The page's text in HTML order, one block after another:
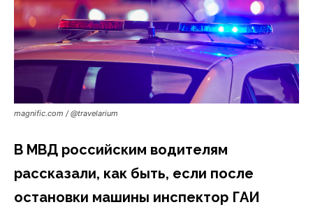
magnific.com / @travelarium
В МВД российским водителям
рассказали, как быть, если после
остановки машины инспектор ГАИ